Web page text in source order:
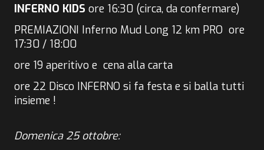
INFERNO KIDS ore 16:30 (circa, da confermare)
PREMIAZIONI Inferno Mud Long 12 km PRO ore
17:30 / 18:00
ore 19 aperitivo e cena alla carta
ore 22 Disco INFERNO si fa festa e si balla tutti
insieme !
Domenica 25 ottobre: